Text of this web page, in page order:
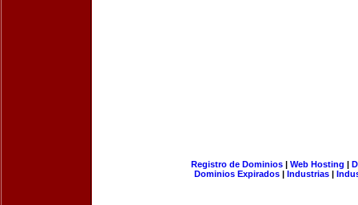
Registro de Dominios| Web Hosting |
Dominios Expirados | Industrias |